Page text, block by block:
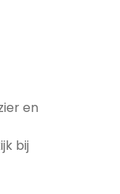
en
bij